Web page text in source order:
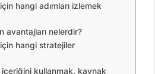
hangi adımları izlemek
avantajları nelerdir?
hangi stratejiler
kullanmak, kaynak